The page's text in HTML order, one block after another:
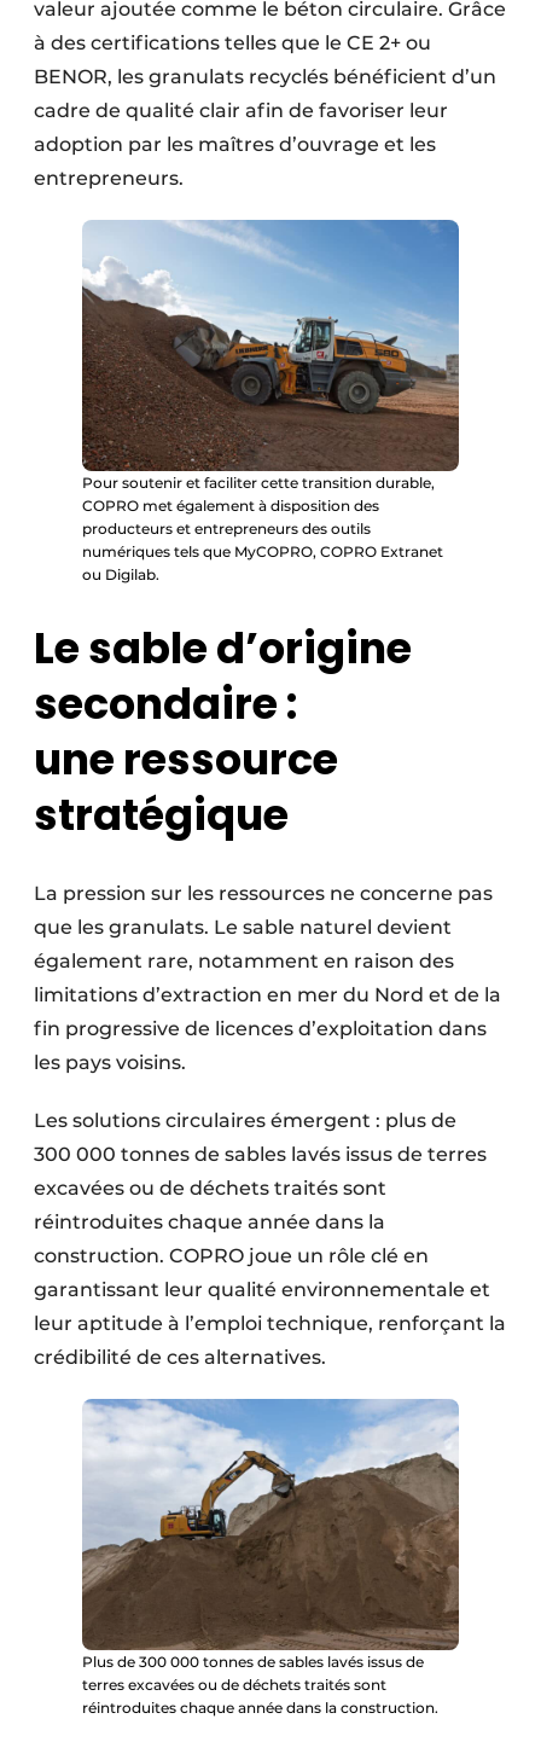
valeur ajoutée comme le béton circulaire. Grâce
à des certifications telles que le CE 2+ ou
BENOR, les granulats recyclés bénéficient d’un
cadre de qualité clair afin de favoriser leur
adoption par les maîtres d’ouvrage et les
entrepreneurs.
Pour soutenir et faciliter cette transition durable,
COPRO met également à disposition des
producteurs et entrepreneurs des outils
numériques tels que MyCOPRO, COPRO Extranet
ou Digilab.
Le sable d’origine
secondaire :
une ressource
stratégique
La pression sur les ressources ne concerne pas
que les granulats. Le sable naturel devient
également rare, notamment en raison des
limitations d’extraction en mer du Nord et de la
fin progressive de licences d’exploitation dans
les pays voisins.
Les solutions circulaires émergent : plus de
300 000 tonnes de sables lavés issus de terres
excavées ou de déchets traités sont
réintroduites chaque année dans la
construction. COPRO joue un rôle clé en
garantissant leur qualité environnementale et
leur aptitude à l’emploi technique, renforçant la
crédibilité de ces alternatives.
Plus de 300 000 tonnes de sables lavés issus de
terres excavées ou de déchets traités sont
réintroduites chaque année dans la construction.